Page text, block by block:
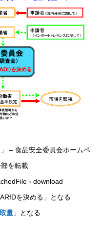
– 食品安全委員会ホームペ
を転載
› download
を決める」となる
量 」となる